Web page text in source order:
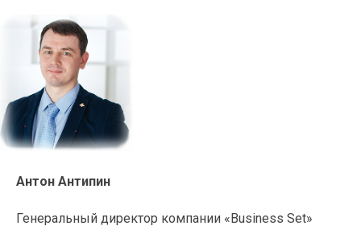
Антон Антипин
Генеральный директор компании «Business Set»